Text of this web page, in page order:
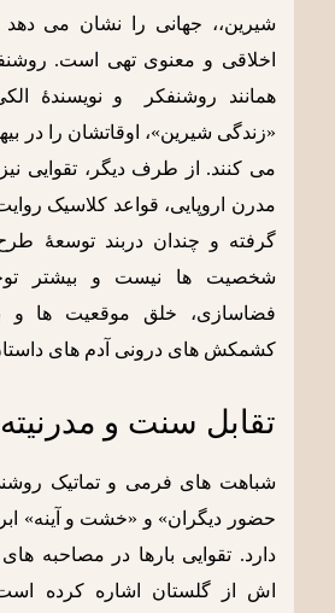
شیرین،، جهانی را نشان می
اخلاقی و معنوی تهی است.
همانند روشنفکر و نویسندۀ
«زندگی شیرین»، اوقاتشان را در
می کنند. از طرف دیگر، تقوایی
مدرن اروپایی، قواعد کلاسیک
گرفته و چندان دربند توسعۀ
شخصیت ها نیست و بیشتر
فضاسازی، خلق موقعیت ها و
کشمکش های درونی آدم های
تقابل سنت و مدرنیته
شباهت های فرمی و تماتیک
حضور دیگران» و «خشت و آینه»
دارد. تقوایی بارها در مصاحبه های
اش از گلستان اشاره کرده